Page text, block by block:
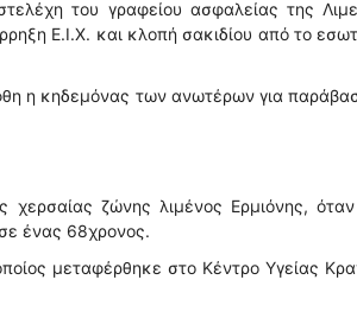
του γραφείου ασφαλείας της
Ε.Ι.Χ. και κλοπή σακιδίου από το
η κηδεμόνας των ανωτέρων για
ζώνης λιμένος Ερμιόνης,
ένας 68χρονος.
μεταφέρθηκε στο Κέντρο Υγείας